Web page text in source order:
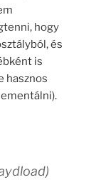
hogy
és
is
hasznos